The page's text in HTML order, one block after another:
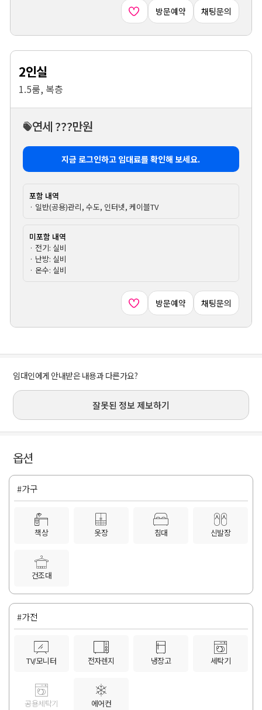
방문예약 채팅문의
2인실
1.5룸, 복층
연세 ???만원
지금 로그인하고 임대료를 확인해 보세요.
포함 내역
· 일반(공용)관리, 수도, 인터넷, 케이블TV
미포함 내역
· 전기: 실비
· 난방: 실비
· 온수: 실비
방문예약 채팅문의
임대인에게 안내받은 내용과 다른가요?
잘못된 정보 제보하기
옵션
#가구
책상 옷장 침대 신발장
건조대
#가전
TV/모니터 전자렌지 냉장고 세탁기
공용세탁기 에어컨